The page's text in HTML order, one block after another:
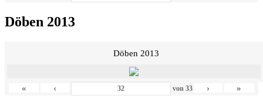
Döben 2013
Döben 2013
« ‹ von 33 › »